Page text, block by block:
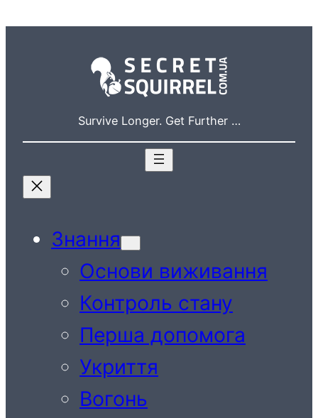
Survive Longer. Get Further …
Знання
Основи виживання
Контроль стану
Перша допомога
Укриття
Вогонь